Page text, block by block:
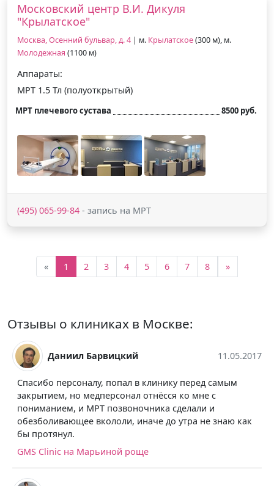
Московский центр В.И. Дикуля
"Крылатское"
Москва, Осенний бульвар, д. 4 | м. Крылатское(300 м), м.
Молодежная (1100 м)
Аппараты:
МРТ 1.5 Тл (полуоткрытый)
МРТ плечевого сустава 8500 руб.
(495) 065-99-84 - запись на МРТ
« 1 2 3 4 5 6 7 8 »
Отзывы о клиниках в Москве:
Даниил Барвицкий 11.05.2017
Спасибо персоналу, попал в клинику перед самым
закрытием, но медперсонал отнёсся ко мне с
пониманием, и МРТ позвоночника сделали и
обезболивающее вкололи, иначе до утра не знаю как
бы протянул.
GMS Clinic на Марьиной роще